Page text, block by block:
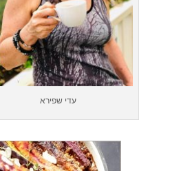
עדי שפירא